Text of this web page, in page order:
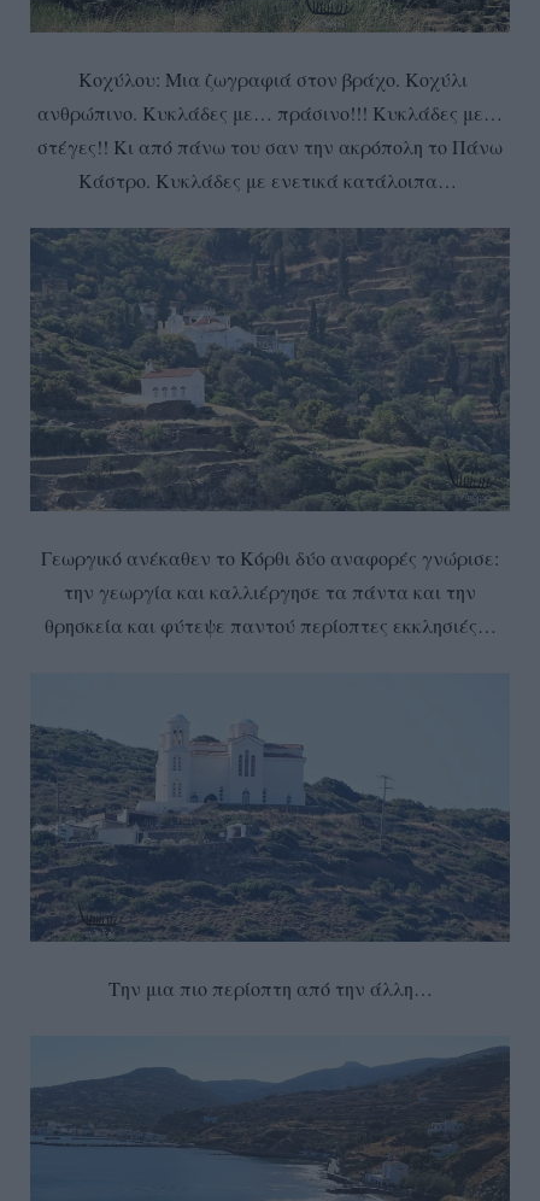
Κοχύλου: Μια ζωγραφιά στον βράχο. Κοχύλι
ανθρώπινο. Κυκλάδες με… πράσινο!!! Κυκλάδες με…
στέγες!! Κι από πάνω του σαν την ακρόπολη το Πάνω
Κάστρο. Κυκλάδες με ενετικά κατάλοιπα…
Γεωργικό ανέκαθεν το Κόρθι δύο αναφορές γνώρισε:
την γεωργία και καλλιέργησε τα πάντα και την
θρησκεία και φύτεψε παντού περίοπτες εκκλησιές…
Την μια πιο περίοπτη από την άλλη…